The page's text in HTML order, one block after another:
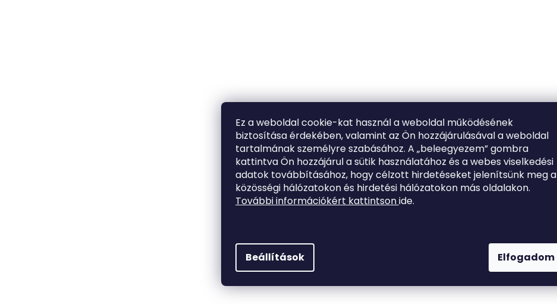
Ez a weboldal cookie-kat használ a weboldal működésének
biztosítása érdekében, valamint az Ön hozzájárulásával a weboldal
tartalmának személyre szabásához. A „beleegyezem” gombra
kattintva Ön hozzájárul a sütik használatához és a webes viselkedési
adatok továbbításához, hogy célzott hirdetéseket jelenítsünk meg a
közösségi hálózatokon és hirdetési hálózatokon más oldalakon.
További információkért kattintsonide.
Beállítások Elfogadom